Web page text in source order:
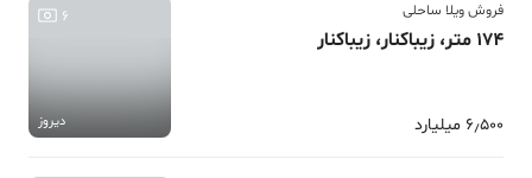
فروش ویلا ساحلی
174 متر، زیباکنار، زیباکنار
6٫500 میلیارد
6
دیروز